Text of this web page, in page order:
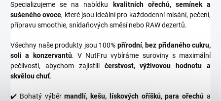
Specializujeme se na nabídku
kvalitních ořechů, semínek a
sušeného ovoce, které jsou ideální pro každodenní mlsání, pečení,
přípravu smoothie, snídaňových směsí nebo RAW dezertů.
Všechny naše produkty jsou 100% přírodní, bez přidaného cukru,
soli a konzervantů. V NutFru vybíráme suroviny s maximální
pečlivostí, abychom zajistili čerstvost, výživovou hodnotu a
skvělou chuť.
✔️ Bohatý výběrmandlí, kešu, lískových oříšků, para ořechů a